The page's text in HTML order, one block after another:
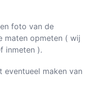
foto van de
maten opmeten ( wij
inmeten ).
maken van